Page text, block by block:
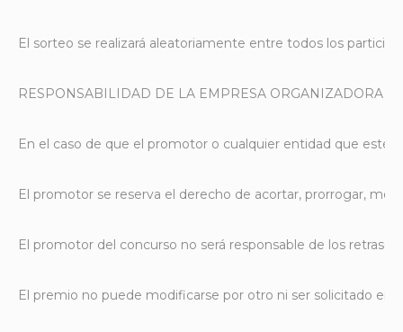
El sorteo se realizará aleatoriamente entre todos los
RESPONSABILIDAD DE LA EMPRESA ORGANIZADORA
En el caso de que el promotor o cualquier entidad que esté
El promotor se reserva el derecho de acortar, prorrogar,
El promotor del concurso no será responsable de los
El premio no puede modificarse por otro ni ser solicitado en